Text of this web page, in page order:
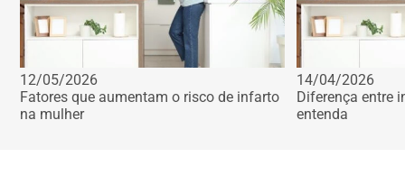
12/05/2026
Fatores que aumentam o risco de infarto
na mulher
14/04/2026
Diferença entre
entenda